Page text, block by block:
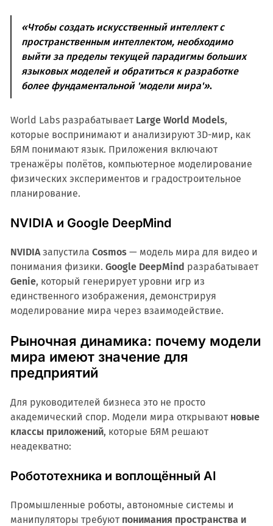
«Чтобы создать искусственный интеллект с
пространственным интеллектом, необходимо
выйти за пределы текущей парадигмы больших
языковых моделей и обратиться к разработке
более фундаментальной 'модели мира'».
World Labs разрабатывает Large World Models,
которые воспринимают и анализируют 3D-мир, как
БЯМ понимают язык. Приложения включают
тренажёры полётов, компьютерное моделирование
физических экспериментов и градостроительное
планирование.
NVIDIA и Google DeepMind
NVIDIAзапустила Cosmos— модель мира для видео и
понимания физики. Google DeepMind разрабатывает
Genie, который генерирует уровни игр из
единственного изображения, демонстрируя
моделирование мира через взаимодействие.
Рыночная динамика: почему модели
мира имеют значение для
предприятий
Для руководителей бизнеса это не просто
академический спор. Модели мира открывают новые
классы приложений, которые БЯМ решают
неадекватно:
Робототехника и воплощённый AI
Промышленные роботы, автономные системы и
манипуляторы требуют понимания пространства и